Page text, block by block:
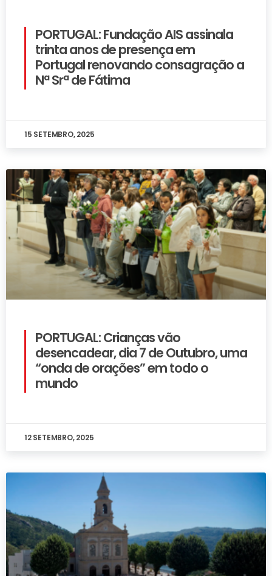
PORTUGAL: Fundação AIS assinala
trinta anos de presença em
Portugal renovando consagração a
Nª Srª de Fátima
15 SETEMBRO, 2025
PORTUGAL: Crianças vão
desencadear, dia 7 de Outubro, uma
“onda de orações” em todo o
mundo
12 SETEMBRO, 2025